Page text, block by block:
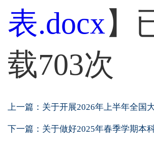
表.docx】
载703次
上一篇： 关于开展2026年上半年全国大
下一篇： 关于做好2025年春季学期本科